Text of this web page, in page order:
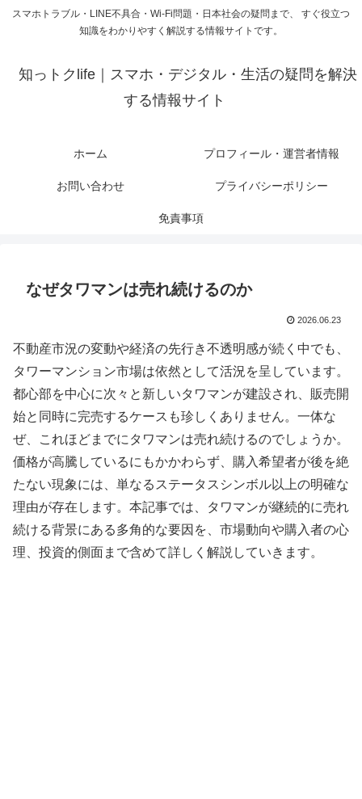
スマホトラブル・LINE不具合・Wi-Fi問題・日本社会の疑問まで、 すぐ役立つ
知識をわかりやすく解説する情報サイトです。
知っトクlife｜スマホ・デジタル・生活の疑問を解決
する情報サイト
ホーム プロフィール・運営者情報
お問い合わせ プライバシーポリシー
免責事項
なぜタワマンは売れ続けるのか
2026.06.23
不動産市況の変動や経済の先行き不透明感が続く中でも、
タワーマンション市場は依然として活況を呈しています。
都心部を中心に次々と新しいタワマンが建設され、販売開
始と同時に完売するケースも珍しくありません。一体な
ぜ、これほどまでにタワマンは売れ続けるのでしょうか。
価格が高騰しているにもかかわらず、購入希望者が後を絶
たない現象には、単なるステータスシンボル以上の明確な
理由が存在します。本記事では、タワマンが継続的に売れ
続ける背景にある多角的な要因を、市場動向や購入者の心
理、投資的側面まで含めて詳しく解説していきます。